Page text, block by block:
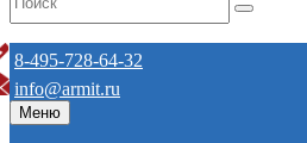
8-495-728-64-32
info@armit.ru
Меню